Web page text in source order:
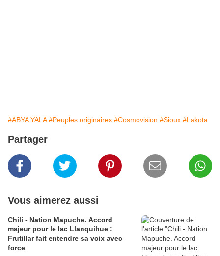
#ABYA YALA #Peuples originaires #Cosmovision #Sioux #Lakota
Partager
Vous aimerez aussi
Chili - Nation Mapuche. Accord
majeur pour le lac Llanquihue :
Frutillar fait entendre sa voix avec
force